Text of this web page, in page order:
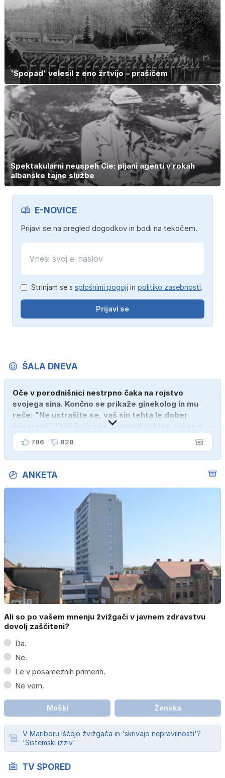
'Spopad' velesil z eno žrtvijo – prašičem
Spektakularni neuspeh Cie: pijani agenti v rokah
albanske tajne službe
E-NOVICE
Prijavi se na pregled dogodkov in bodi na tekočem.
Strinjam se s splošnimi pogoji in politiko zasebnosti.
Prijavi se
ŠALA DNEVA
Oče v porodnišnici nestrpno čaka na rojstvo
svojega sina. Končno se prikaže ginekolog in mu
reče: "Ne ustrašite se, vaš sin tehta le dober
kilogram!" "Nič čudnega, gospod doktor, saj se z
ženo poznava šele tri mesece."
786 828
ANKETA
Ali so po vašem mnenju žvižgači v javnem zdravstvu
dovolj zaščiteni?
Da.
Ne.
Le v posameznih primerih.
Ne vem.
Moški Ženska
V Mariboru iščejo žvižgača in 'skrivajo nepravilnosti'?
'Sistemski izziv'
TV SPORED